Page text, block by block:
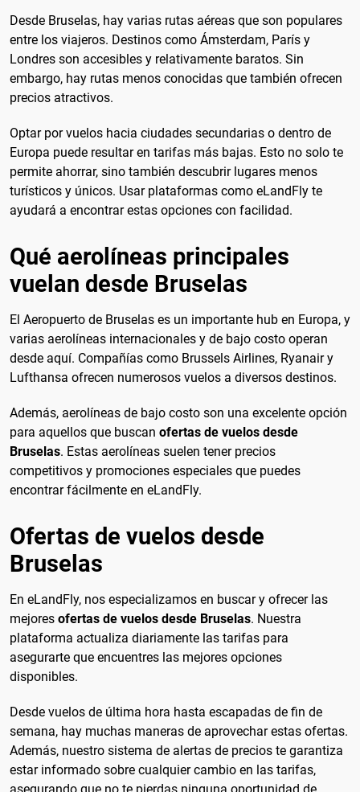
Desde Bruselas, hay varias rutas aéreas que son populares
entre los viajeros. Destinos como Ámsterdam, París y
Londres son accesibles y relativamente baratos. Sin
embargo, hay rutas menos conocidas que también ofrecen
precios atractivos.
Optar por vuelos hacia ciudades secundarias o dentro de
Europa puede resultar en tarifas más bajas. Esto no solo te
permite ahorrar, sino también descubrir lugares menos
turísticos y únicos. Usar plataformas como eLandFly te
ayudará a encontrar estas opciones con facilidad.
Qué aerolíneas principales
vuelan desde Bruselas
El Aeropuerto de Bruselas es un importante hub en Europa, y
varias aerolíneas internacionales y de bajo costo operan
desde aquí. Compañías como Brussels Airlines, Ryanair y
Lufthansa ofrecen numerosos vuelos a diversos destinos.
Además, aerolíneas de bajo costo son una excelente opción
para aquellos que buscan ofertas de vuelos desde
Bruselas. Estas aerolíneas suelen tener precios
competitivos y promociones especiales que puedes
encontrar fácilmente en eLandFly.
Ofertas de vuelos desde
Bruselas
En eLandFly, nos especializamos en buscar y ofrecer las
mejores ofertas de vuelos desde Bruselas. Nuestra
plataforma actualiza diariamente las tarifas para
asegurarte que encuentres las mejores opciones
disponibles.
Desde vuelos de última hora hasta escapadas de fin de
semana, hay muchas maneras de aprovechar estas ofertas.
Además, nuestro sistema de alertas de precios te garantiza
estar informado sobre cualquier cambio en las tarifas,
asegurando que no te pierdas ninguna oportunidad de